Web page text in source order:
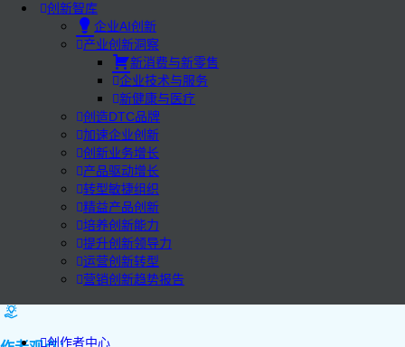
创新智库
企业AI创新
产业创新洞察
新消费与新零售
企业技术与服务
新健康与医疗
创造DTC品牌
加速企业创新
创新业务增长
产品驱动增长
转型敏捷组织
精益产品创新
培养创新能力
提升创新领导力
运营创新转型
营销创新趋势报告
创作者中心